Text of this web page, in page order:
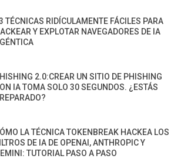
TÉCNICAS RIDÍCULAMENTE FÁCILES PARA
Y EXPLOTAR NAVEGADORES DE IA
2.0:CREAR UN SITIO DE PHISHING
IA TOMA SOLO 30 SEGUNDOS. ¿ESTÁS
LA TÉCNICA TOKENBREAK HACKEA LOS
DE IA DE OPENAI, ANTHROPIC Y
TUTORIAL PASO A PASO